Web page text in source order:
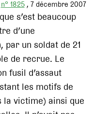
n° 1825 7 décembre 2007
s’est beaucoup
d’une
par un soldat de 21
de recrue. Le
fusil d’assaut
les motifs de
la victime) ainsi que